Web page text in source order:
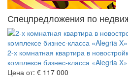
Спецпредложения по
2-х комнатная квартира в
комплексе бизнес-класса «Alegria X»
Цена от: € 117 000